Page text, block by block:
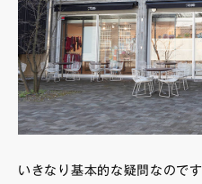
いきなり基本的な疑問なので